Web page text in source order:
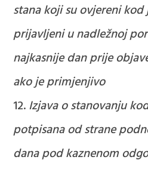
stana koji su ovjereni
prijavljeni u nadležnoj
najkasnije dan prije
ako je primjenjivo
Izjava o stanovanju
potpisana od strane
dana pod kaznenom